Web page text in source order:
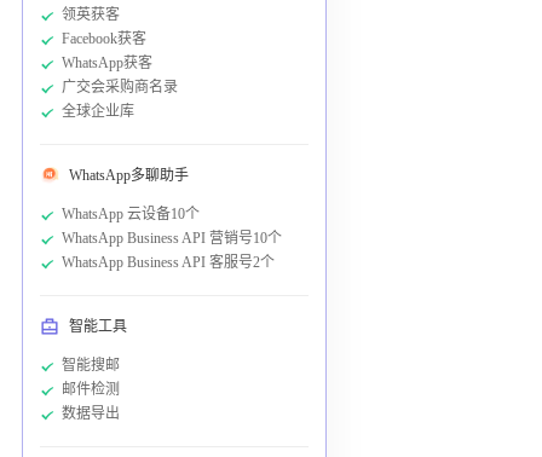
领英获客
Facebook获客
WhatsApp获客
广交会采购商名录
全球企业库
WhatsApp多聊助手
WhatsApp 云设备10个
WhatsApp Business API 营销号10个
WhatsApp Business API 客服号2个
智能工具
智能搜邮
邮件检测
数据导出